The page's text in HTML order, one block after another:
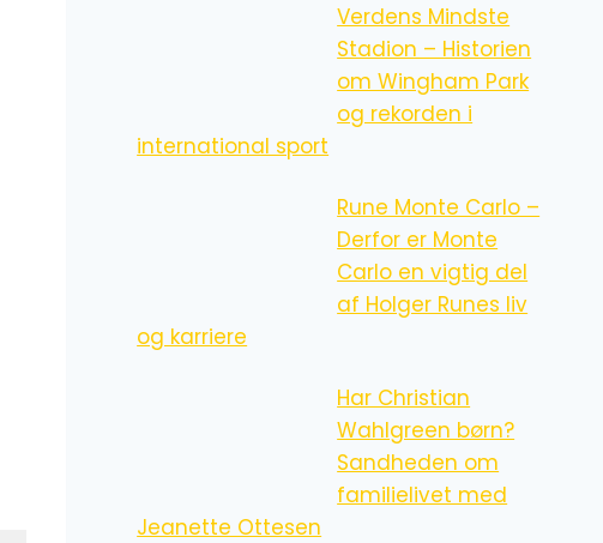
Verdens Mindste
Stadion – Historien
om Wingham Park
og rekorden i
international sport
Rune Monte Carlo –
Derfor er Monte
Carlo en vigtig del
af Holger Runes liv
og karriere
Har Christian
Wahlgreen børn?
Sandheden om
familielivet med
Jeanette Ottesen